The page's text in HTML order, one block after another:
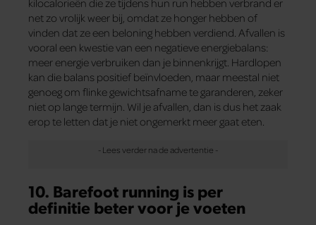
kilocalorieën die ze tijdens hun run hebben verbrand er
net zo vrolijk weer bij, omdat ze honger hebben of
vinden dat ze een beloning hebben verdiend. Afvallen is
vooral een kwestie van een negatieve energiebalans:
meer energie verbruiken dan je binnenkrijgt. Hardlopen
kan die balans positief beïnvloeden, maar meestal niet
genoeg om flinke gewichtsafname te garanderen, zeker
niet op lange termijn. Wil je afvallen, dan is dus het zaak
erop te letten dat je niet ongemerkt meer gaat eten.
10. Barefoot running is per
definitie beter voor je voeten